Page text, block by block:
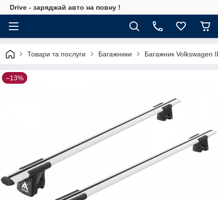
Drive - заряджай авто на повну !
Товари та послуги Багажники Багажник Volkswagen
–13%